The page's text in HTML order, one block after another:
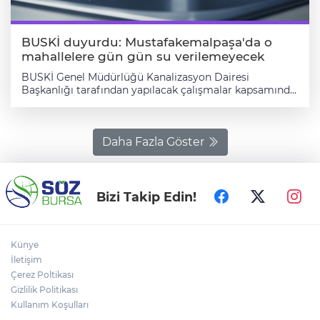
saatlerde su tüketimi konusunda tedbirli ve hazırlıklı
olmalarını önemle rica etti.
BUSKİ duyurdu: Mustafakemalpaşa'da o
mahallelere gün gün su verilemeyecek
BUSKİ Genel Müdürlüğü Kanalizasyon Dairesi
Başkanlığı tarafından yapılacak çalışmalar kapsamında
İlçesi, Cumhuriyet, Selimiye, Şeyhmüftü, Vıraca,
Atatürk, Çırpan ve Hamidiye Mahalleleri civarı muhtelif
cadde ve sokaklarda, 02.06.2026 - 07.06.2026 tarihleri
arasında 09.00-18.00 saatleri arasında zaman zaman su
kesintisi yapılacaktır. Vatandaşlarımızın tedbirli olması
rica olunur.
Daha Fazla Göster
Bizi Takip Edin!
Künye
İletişim
Çerez Poltikası
Gizlilik Politikası
Kullanım Koşulları